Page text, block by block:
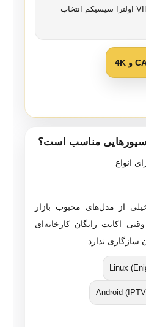
بدون مکث است، اکانت VIP اولترا سیسیکم انتخاب
از مدل‌های محبوب بازار
اکانت رایگان کارخانه‌ای
سازگاری ندارد.
Linux
Android